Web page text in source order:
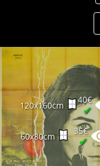
120x160cm
40€
✔
60x80cm
35€
✔